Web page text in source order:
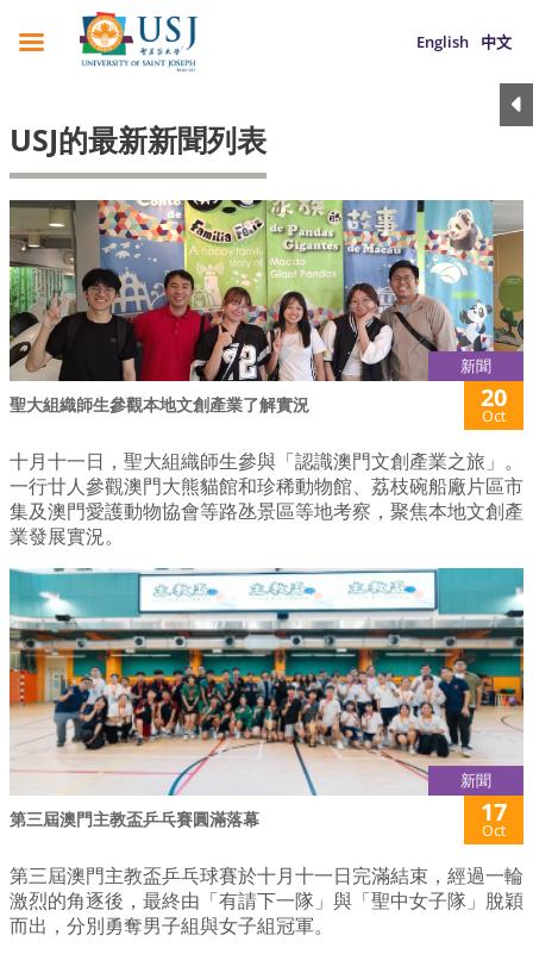
English 中文
USJ的最新新聞列表
新聞
聖大組織師生參觀本地文創產業了解實況 20
Oct
十月十一日，聖大組織師生參與「認識澳門文創產業之旅」。
一行廿人參觀澳門大熊貓館和珍稀動物館、荔枝碗船廠片區市
集及澳門愛護動物協會等路氹景區等地考察，聚焦本地文創產
業發展實況。
新聞
第三屆澳門主教盃乒乓賽圓滿落幕 17
Oct
第三屆澳門主教盃乒乓球賽於十月十一日完滿結束，經過一輪
激烈的角逐後，最終由「有請下一隊」與「聖中女子隊」脫穎
而出，分別勇奪男子組與女子組冠軍。